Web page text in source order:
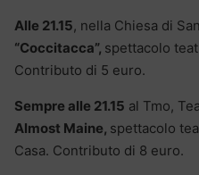
Alle 21.15, nella Chiesa di
“Coccitacca”, spettacolo
Contributo di 5 euro.
Sempre alle 21.15 al Tmo,
Almost Maine, spettacolo
Casa. Contributo di 8 euro.